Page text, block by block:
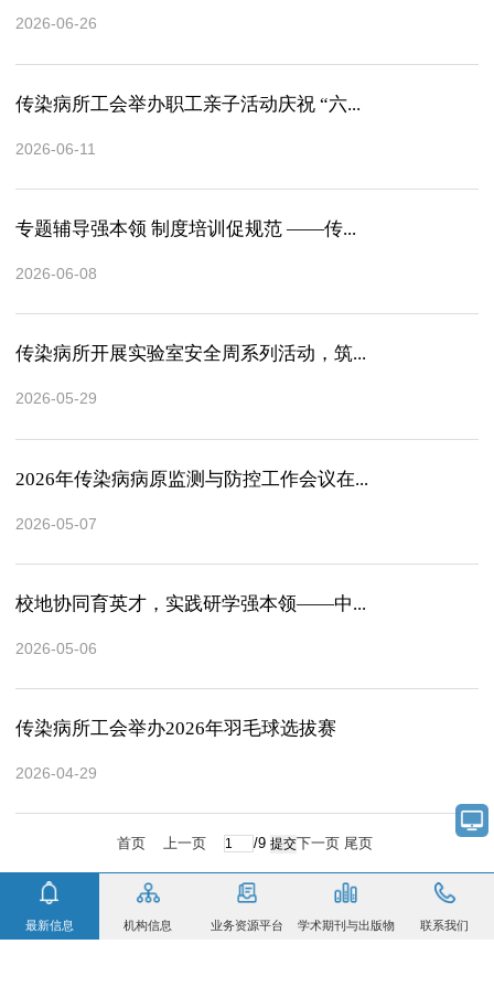
2026-06-26
传染病所工会举办职工亲子活动庆祝 “六...
2026-06-11
专题辅导强本领 制度培训促规范 ——传...
2026-06-08
传染病所开展实验室安全周系列活动，筑...
2026-05-29
2026年传染病病原监测与防控工作会议在...
2026-05-07
校地协同育英才，实践研学强本领——中...
2026-05-06
传染病所工会举办2026年羽毛球选拔赛
2026-04-29
首页 上一页 /9 下一页 尾页
最新信息 机构信息 业务资源平台 学术期刊与出版物 联系我们